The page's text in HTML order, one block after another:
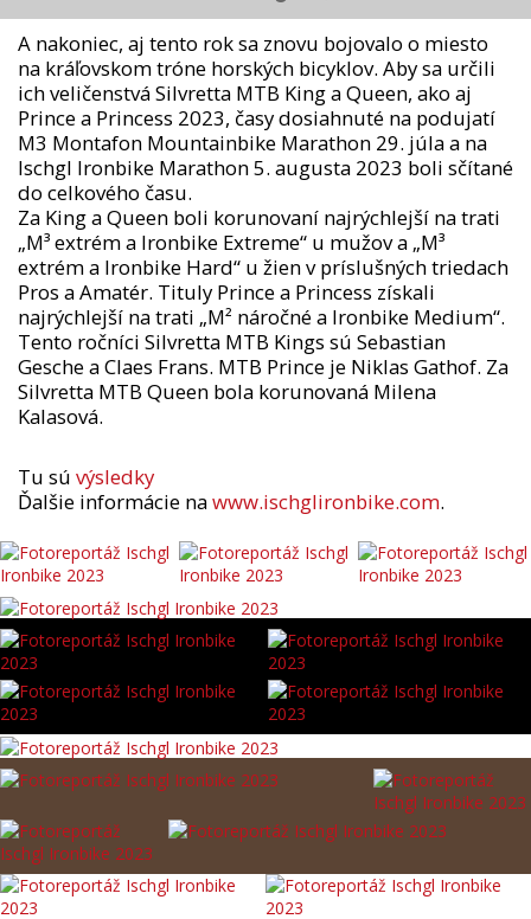
A nakoniec, aj tento rok sa znovu bojovalo o miesto
na kráľovskom tróne horských bicyklov. Aby sa určili
ich veličenstvá Silvretta MTB King a Queen, ako aj
Prince a Princess 2023, časy dosiahnuté na podujatí
M3 Montafon Mountainbike Marathon 29. júla a na
Ischgl Ironbike Marathon 5. augusta 2023 boli sčítané
do celkového času.
Za King a Queen boli korunovaní najrýchlejší na trati
„M³ extrém a Ironbike Extreme“ u mužov a „M³
extrém a Ironbike Hard“ u žien v príslušných triedach
Pros a Amatér. Tituly Prince a Princess získali
najrýchlejší na trati „M² náročné a Ironbike Medium“.
Tento ročníci Silvretta MTB Kings sú Sebastian
Gesche a Claes Frans. MTB Prince je Niklas Gathof. Za
Silvretta MTB Queen bola korunovaná Milena
Kalasová.
Tu sú výsledky
Ďalšie informácie nawww.ischglironbike.com.